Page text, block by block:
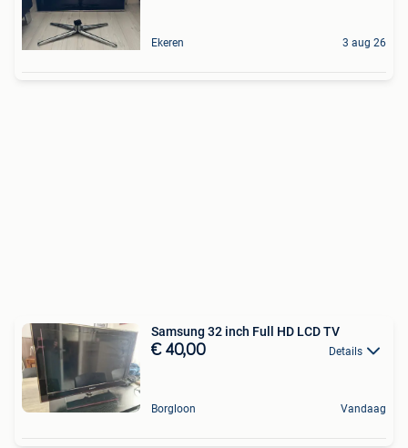
Ekeren 3 aug 26
Samsung 32 inch Full HD LCD TV
€ 40,00 Details
Borgloon Vandaag